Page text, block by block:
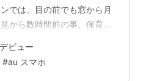
では、目の前でも窓から月
から数時間前の事、保育園
ん。 私も娘も少し気分転換
とも少ないので、こんな近
ビュー
#au スマホ